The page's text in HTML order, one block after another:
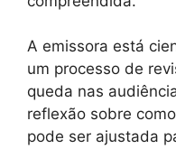
A emissora está
um processo de
queda nas
reflexão sobre
pode ser ajustada